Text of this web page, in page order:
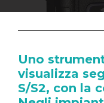
Uno
visualizza
S/S2, con la